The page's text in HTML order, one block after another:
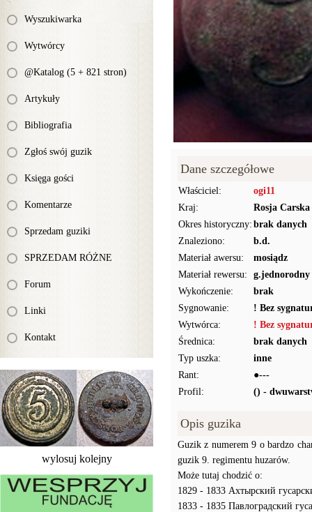
Wyszukiwarka
Wytwórcy
@Katalog (5 + 821 stron)
Artykuły
Bibliografia
Zgłoś swój guzik
Księga gości
Komentarze
Sprzedam guziki
SPRZEDAM RÓŻNE
Forum
Linki
Kontakt
wylosuj kolejny
Dane szczegółowe
Właściciel:
ogi11
Kraj:
Rosja Carska
Okres historyczny: brak danych
Znaleziono:
b.d.
Materiał awersu:
mosiądz
Materiał rewersu:
g.jednorodny
Wykończenie:
brak
Sygnowanie:
! Bez
Wytwórca:
! Bez
Średnica:
brak danych
Typ uszka:
inne
Rant:
●---
Profil:
() -
Opis guzika
Guzik z numerem 9 o bardzo
guzik 9. regimentu huzarów.
Może tutaj chodzić o:
1829 - 1833 Ахтырский
1833 - 1835 Павлоградский